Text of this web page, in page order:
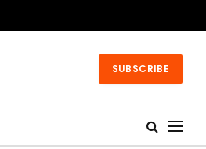
SUBSCRIBE